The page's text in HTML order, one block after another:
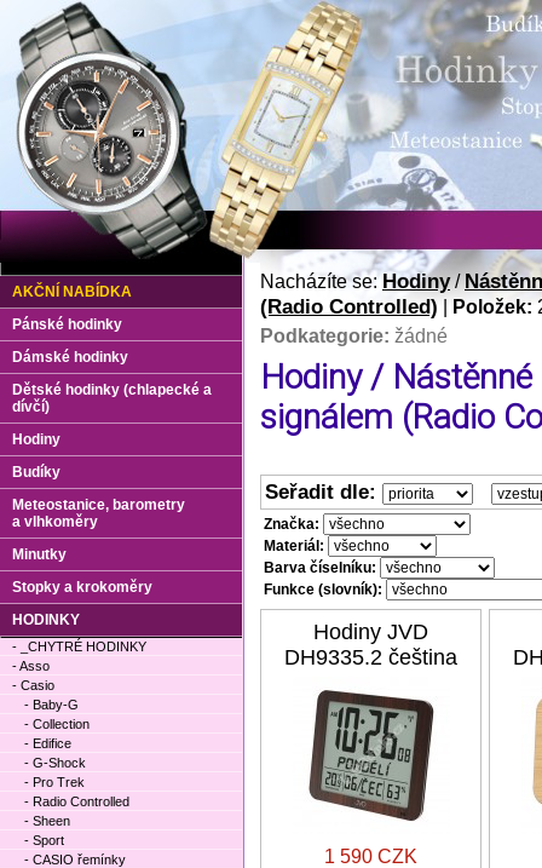
Nacházíte se:Hodiny/
(Radio Controlled)
Položek:
Podkategorie: žádné
Hodiny /
signálem (Radio
Seřadit dle:
Značka:
Materiál:
Barva číselníku:
Funkce (slovník):
Hodiny JVD
DH9335.2 čeština
1 590 CZK
AKČNÍ NABÍDKA
Pánské hodinky
Dámské hodinky
Dětské hodinky (chlapecké a
dívčí)
Hodiny
Budíky
Meteostanice, barometry
a vlhkoměry
Minutky
Stopky a krokoměry
HODINKY
- _CHYTRÉ HODINKY
- Asso
- Casio
- Baby-G
- Collection
- Edifice
- G-Shock
- Pro Trek
- Radio Controlled
- Sheen
- Sport
- CASIO řemínky